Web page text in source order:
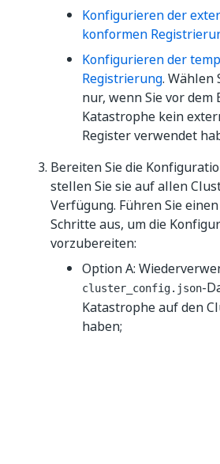
Konfigurieren der
konformen
Konfigurieren der
Registrierung. Wählen
nur, wenn Sie vor
Katastrophe kein
Register verwendet
Bereiten Sie die
stellen Sie sie auf allen
Verfügung. Führen Sie
Schritte aus, um die
vorzubereiten:
Option A:
cluster_config.json-
Katastrophe auf den
haben;